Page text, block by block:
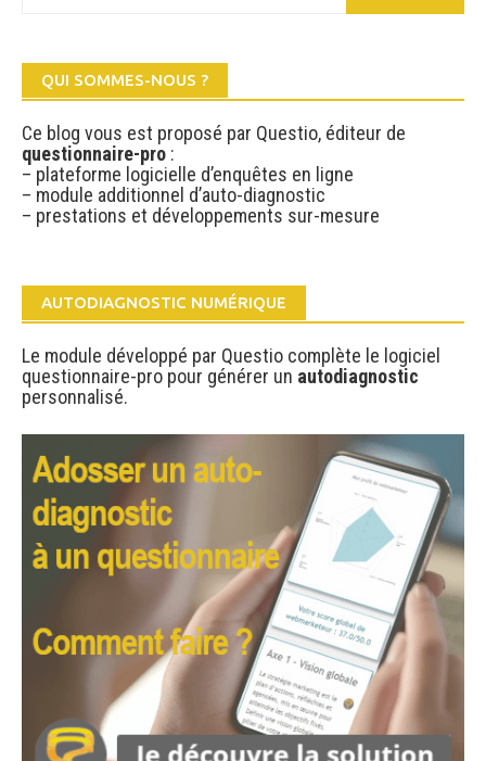
QUI SOMMES-NOUS ?
Ce blog vous est proposé par Questio, éditeur de
questionnaire-pro :
– plateforme logicielle d’enquêtes en ligne
– module additionnel d’auto-diagnostic
– prestations et développements sur-mesure
AUTODIAGNOSTIC NUMÉRIQUE
Le module développé par Questio complète le logiciel
questionnaire-pro pour générer un autodiagnostic
personnalisé.